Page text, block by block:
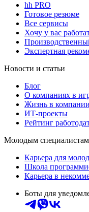
hh PRO
Готовое резюме
Все сервисы
Хочу у вас
Экспертная
Новости и статьи
Блог
О компаниях в
Жизнь в компании
ИТ-проекты
Рейтинг
Молодым специалистам
Карьера для
Школа
Карьера в
Боты для